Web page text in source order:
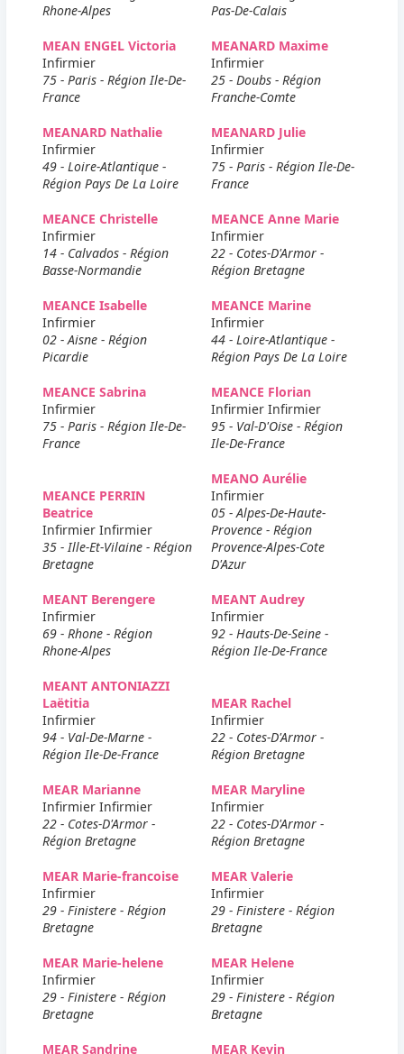
Rhone-Alpes
Pas-De-Calais
MEAN ENGEL Victoria
Infirmier
75 - Paris - Région Ile-De-
France
MEANARD Maxime
Infirmier
25 - Doubs - Région
Franche-Comte
MEANARD Nathalie
Infirmier
49 - Loire-Atlantique -
Région Pays De La Loire
MEANARD Julie
Infirmier
75 - Paris - Région Ile-De-
France
MEANCE Christelle
Infirmier
14 - Calvados - Région
Basse-Normandie
MEANCE Anne Marie
Infirmier
22 - Cotes-D'Armor -
Région Bretagne
MEANCE Isabelle
Infirmier
02 - Aisne - Région
Picardie
MEANCE Marine
Infirmier
44 - Loire-Atlantique -
Région Pays De La Loire
MEANCE Sabrina
Infirmier
75 - Paris - Région Ile-De-
France
MEANCE Florian
Infirmier Infirmier
95 - Val-D'Oise - Région
Ile-De-France
MEANCE PERRIN
Beatrice
Infirmier Infirmier
35 - Ille-Et-Vilaine - Région
Bretagne
MEANO Aurélie
Infirmier
05 - Alpes-De-Haute-
Provence - Région
Provence-Alpes-Cote
D'Azur
MEANT Berengere
Infirmier
69 - Rhone - Région
Rhone-Alpes
MEANT Audrey
Infirmier
92 - Hauts-De-Seine -
Région Ile-De-France
MEANT ANTONIAZZI
Laëtitia
Infirmier
94 - Val-De-Marne -
Région Ile-De-France
MEAR Rachel
Infirmier
22 - Cotes-D'Armor -
Région Bretagne
MEAR Marianne
Infirmier Infirmier
22 - Cotes-D'Armor -
Région Bretagne
MEAR Maryline
Infirmier
22 - Cotes-D'Armor -
Région Bretagne
MEAR Marie-francoise
Infirmier
29 - Finistere - Région
Bretagne
MEAR Valerie
Infirmier
29 - Finistere - Région
Bretagne
MEAR Marie-helene
Infirmier
29 - Finistere - Région
Bretagne
MEAR Helene
Infirmier
29 - Finistere - Région
Bretagne
MEAR Sandrine
MEAR Kevin